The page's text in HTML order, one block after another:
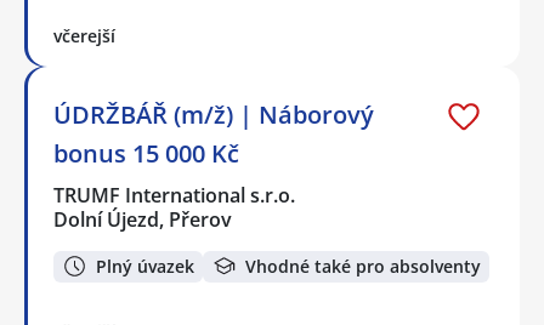
včerejší
ÚDRŽBÁŘ (m/ž) | Náborový
bonus 15 000 Kč
TRUMF International s.r.o.
Dolní Újezd, Přerov
Plný úvazek Vhodné také pro absolventy